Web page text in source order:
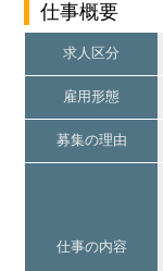
仕事概要
求人区分
雇用形態
募集の理由
仕事の内容